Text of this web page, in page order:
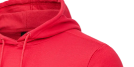
Опт 3 -
Опт 2(36%) -
(38%) -